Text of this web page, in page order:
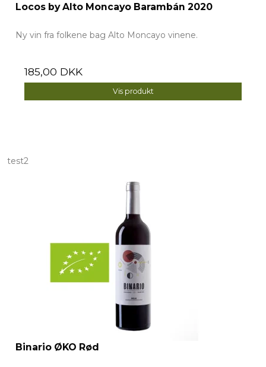
Locos by Alto Moncayo Barambán 2020
Ny vin fra folkene bag Alto Moncayo vinene.
185,00 DKK
Vis produkt
test2
Binario ØKO Rød